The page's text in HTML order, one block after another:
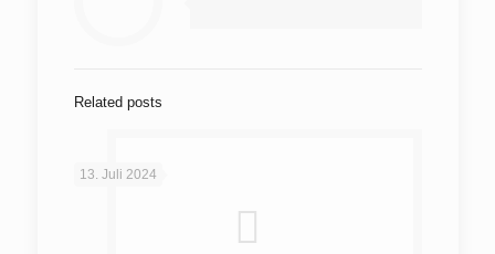
Related posts
13. Juli 2024